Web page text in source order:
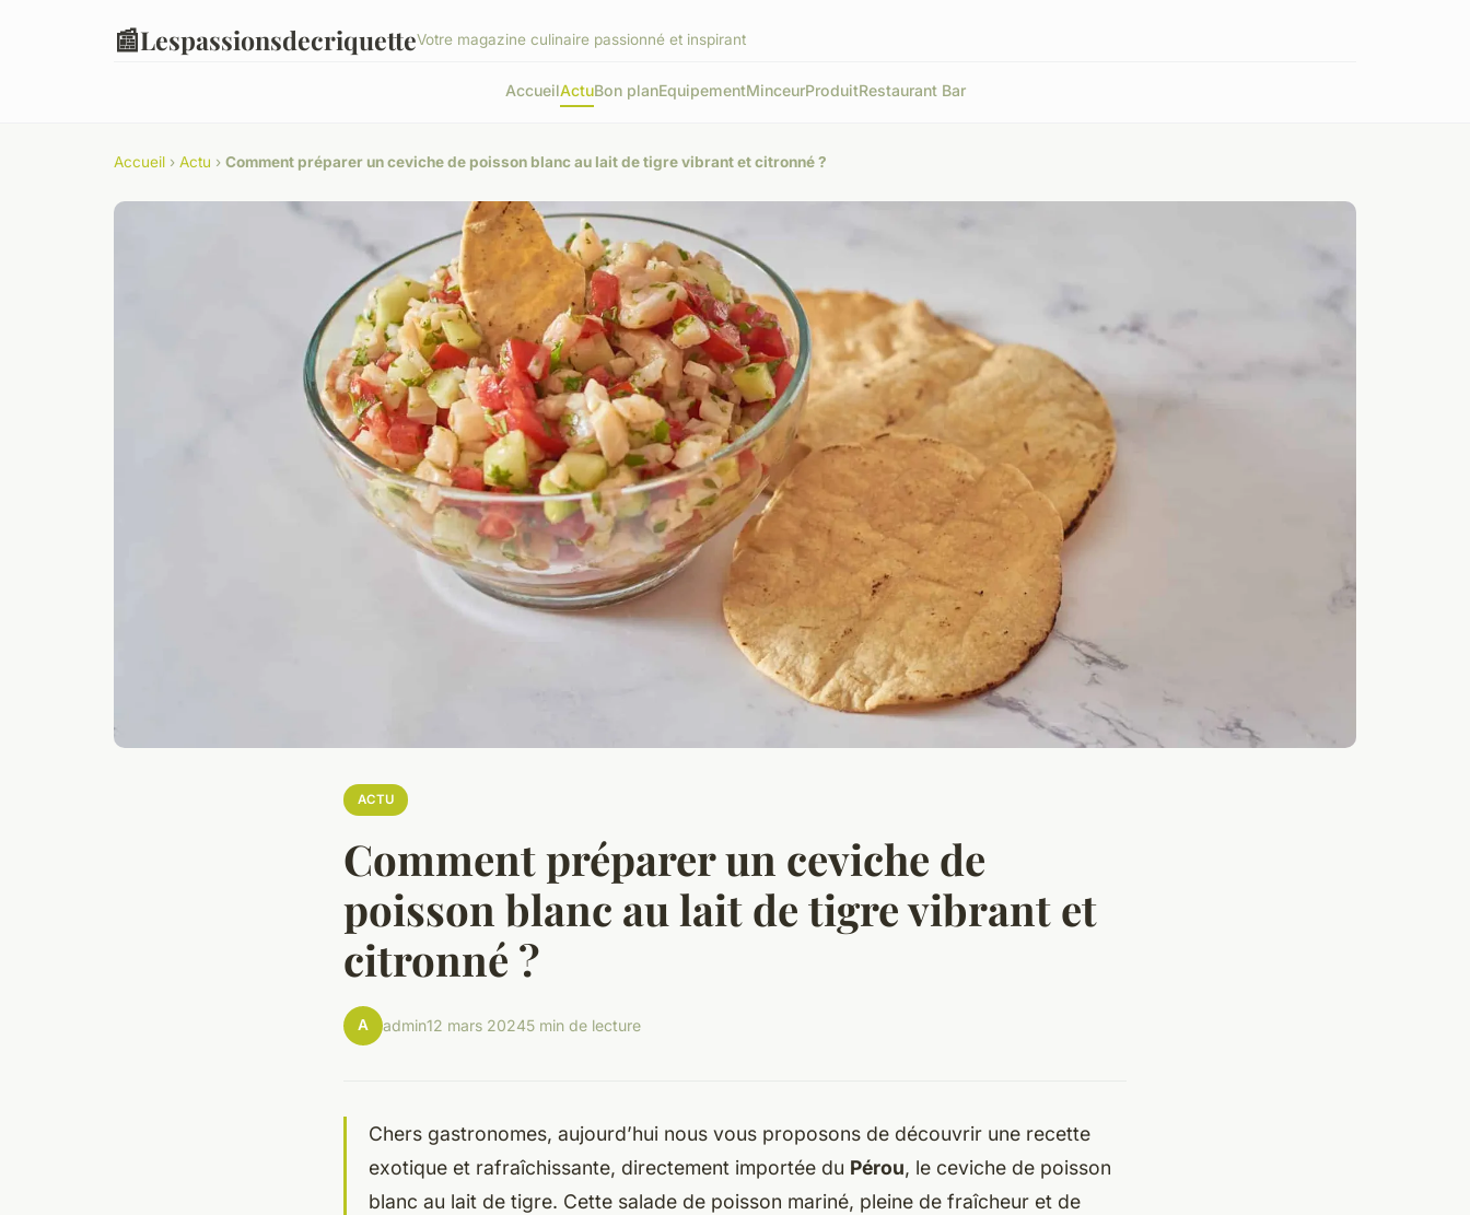
📰LespassionsdecriquetteVotre magazine culinaire passionné et inspirant
AccueilActuBon planEquipementMinceurProduitRestaurant Bar
Accueil › Actu › Comment préparer un ceviche de poisson blanc au lait de tigre vibrant et citronné ?
ACTU
Comment préparer un ceviche de
poisson blanc au lait de tigre vibrant et
citronné ?
A admin12 mars 20245 min de lecture
Chers gastronomes, aujourd’hui nous vous proposons de découvrir une recette
exotique et rafraîchissante, directement importée du Pérou, le ceviche de poisson
blanc au lait de tigre. Cette salade de poisson mariné, pleine de fraîcheur et de